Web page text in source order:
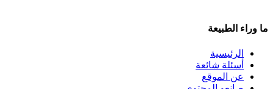
ما وراء الطبيعة
الرئيسية
أسئلة شائعة
عن الموقع